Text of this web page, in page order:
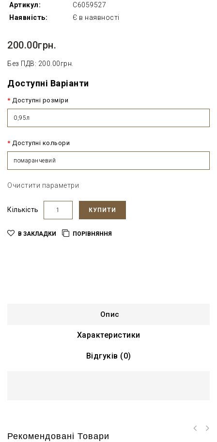
Артикул:
C6059527
Наявність:
Є в наявності
200.00грн.
Без ПДВ: 200.00грн.
Доступні Варіанти
Доступні розміри
0,95л
Доступні кольори
помаранчевий
Очистити параметри
Кількість КУПИТИ
В ЗАКЛАДКИ ПОРІВНЯННЯ
Опис
Характеристики
Відгуків (0)
Рекомендовані Товари